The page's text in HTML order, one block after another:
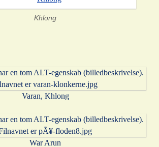
Khlong
Varan, Khlong
War Arun